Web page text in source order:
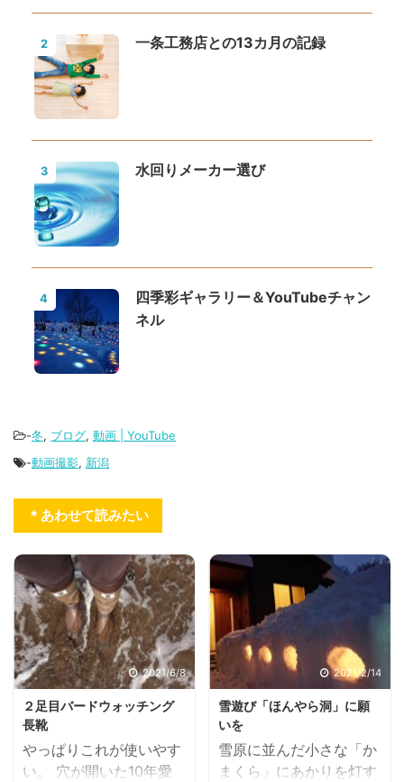
2 一条工務店との13カ月の記録
3 水回りメーカー選び
4
四季彩ギャラリー＆YouTubeチャン
ネル
-冬, ブログ, 動画 | YouTube
-動画撮影, 新潟
＊あわせて読みたい
2021/6/8
２足目バードウォッチング
長靴
やっぱりこれが使いやす
い。 穴が開いた10年愛
2021/2/14
雪遊び「ほんやら洞」に願
いを
雪原に並んだ小さな「か
まくら」にあかりを灯す